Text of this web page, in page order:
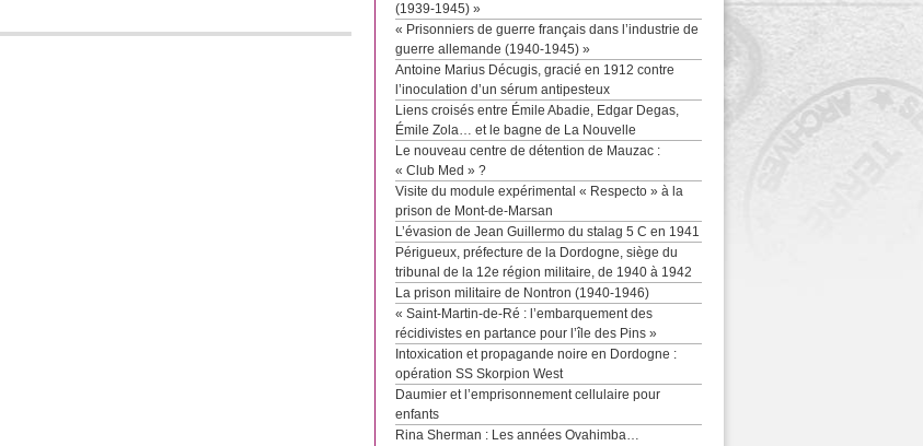
(1939-1945) »
« Prisonniers de guerre français dans l’industrie de
guerre allemande (1940-1945) »
Antoine Marius Décugis, gracié en 1912 contre
l’inoculation d’un sérum antipesteux
Liens croisés entre Émile Abadie, Edgar Degas,
Émile Zola… et le bagne de La Nouvelle
Le nouveau centre de détention de Mauzac :
« Club Med » ?
Visite du module expérimental « Respecto » à la
prison de Mont-de-Marsan
L’évasion de Jean Guillermo du stalag 5 C en 1941
Périgueux, préfecture de la Dordogne, siège du
tribunal de la 12e région militaire, de 1940 à 1942
La prison militaire de Nontron (1940-1946)
« Saint-Martin-de-Ré : l’embarquement des
récidivistes en partance pour l’île des Pins »
Intoxication et propagande noire en Dordogne :
opération SS Skorpion West
Daumier et l’emprisonnement cellulaire pour
enfants
Rina Sherman : Les années Ovahimba…